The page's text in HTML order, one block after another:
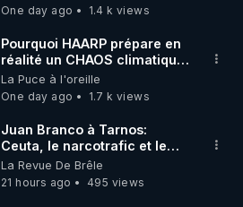
One day ago
1.4 k views
Pourquoi HAARP prépare en
réalité un CHAOS climatique,
on répond
La Puce à l'oreille
One day ago
1.7 k views
Juan Branco à Tarnos:
Ceuta, le narcotrafic et le
pouvoir en France
La Revue De Brêle
21 hours ago
495 views